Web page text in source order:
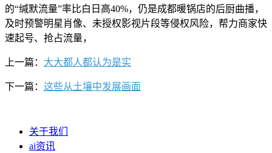
的“缄默流量”率比白日高40%，仍是成都暖锅店的后厨曲播，
及时预警明星肖像、未授权影视片段等侵权风险，帮力商家快
速起号、抢占流量，
上一篇： 大大都人都认为是实
下一篇： 这些从土壤中发展画面
关于我们
ai资讯